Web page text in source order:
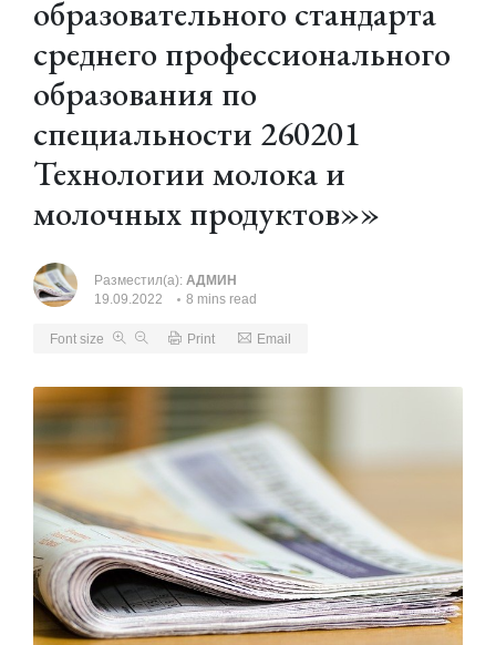
образовательного стандарта
среднего профессионального
образования по
специальности 260201
Технологии молока и
молочных продуктов»»
Разместил(а): АДМИН
19.09.2022
8 mins read
Font size Print Email